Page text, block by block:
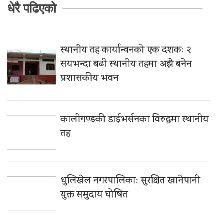
धेरै पढिएको
स्थानीय तह कार्यान्वनको एक दशकः २
सयभन्दा बढी स्थानीय तहमा अझै बनेन
प्रशासकीय भवन
कालीगण्डकी डाईभर्सनका विरुद्धमा स्थानीय
तह
धुलिखेल नगरपालिकाः सुरक्षित खानेपानी
युक्त समुदाय घोषित